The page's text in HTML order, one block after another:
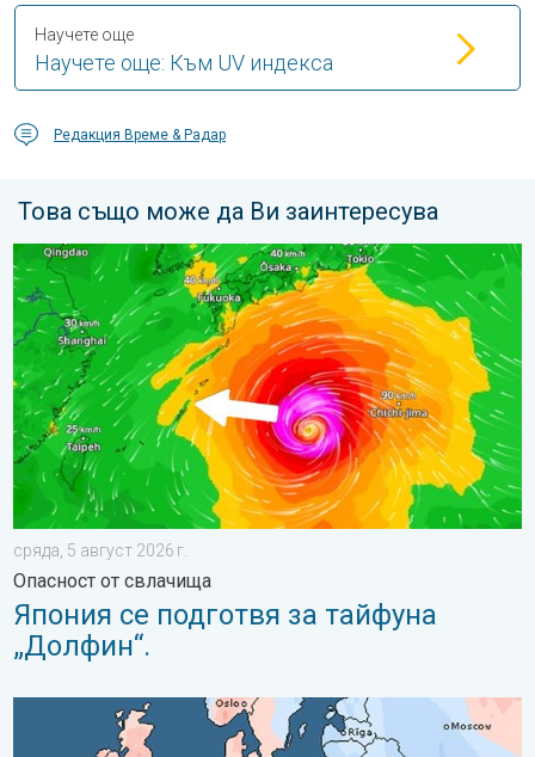
Научете още: Към UV индекса
Научете още
Редакция Време & Радар
Това също може да Ви заинтересува
Япония се подготвя за тайфуна „Долфин“.. Опасност от
сряда, 5 август 2026 г.
Опасност от свлачища
Япония се подготвя за тайфуна
„Долфин“.
Големи метео контрасти през юли. Времето в Европа. . .